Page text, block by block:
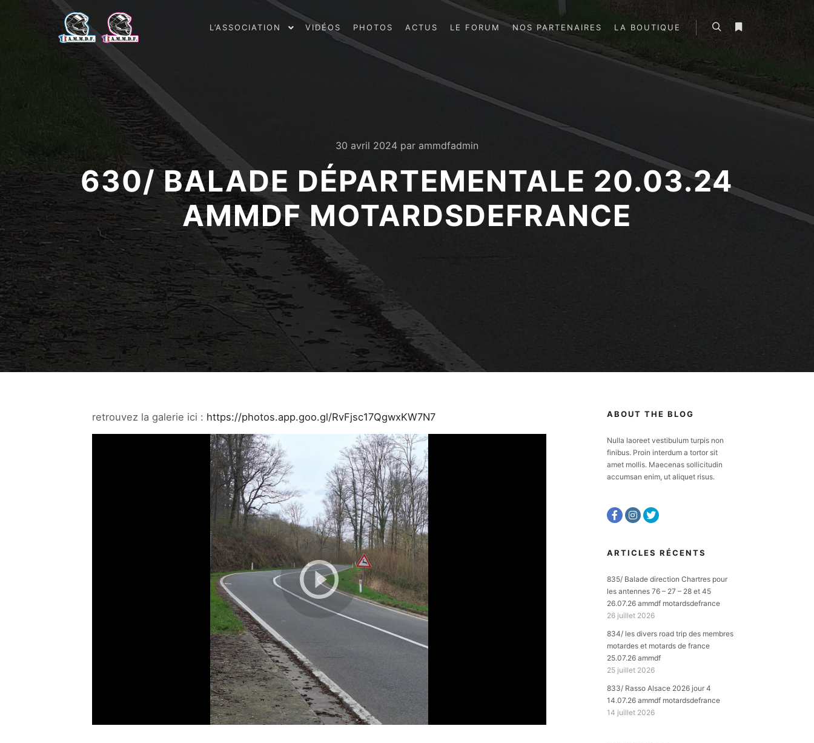
L’ASSOCIATION VIDÉOS PHOTOS ACTUS LE FORUM NOS PARTENAIRES LA BOUTIQUE
30 avril 2024 par ammdfadmin
630/ BALADE DÉPARTEMENTALE 20.03.24
AMMDF MOTARDSDEFRANCE
retrouvez la galerie ici : https://photos.app.goo.gl/RvFjsc17QgwxKW7N7 ABOUT THE BLOG
Nulla laoreet vestibulum turpis non
finibus. Proin interdum a tortor sit
amet mollis. Maecenas sollicitudin
accumsan enim, ut aliquet risus.
ARTICLES RÉCENTS
835/ Balade direction Chartres pour
les antennes 76 – 27 – 28 et 45
26.07.26 ammdf motardsdefrance
26 juillet 2026
834/ les divers road trip des membres
motardes et motards de france
25.07.26 ammdf
25 juillet 2026
833/ Rasso Alsace 2026 jour 4
14.07.26 ammdf motardsdefrance
14 juillet 2026